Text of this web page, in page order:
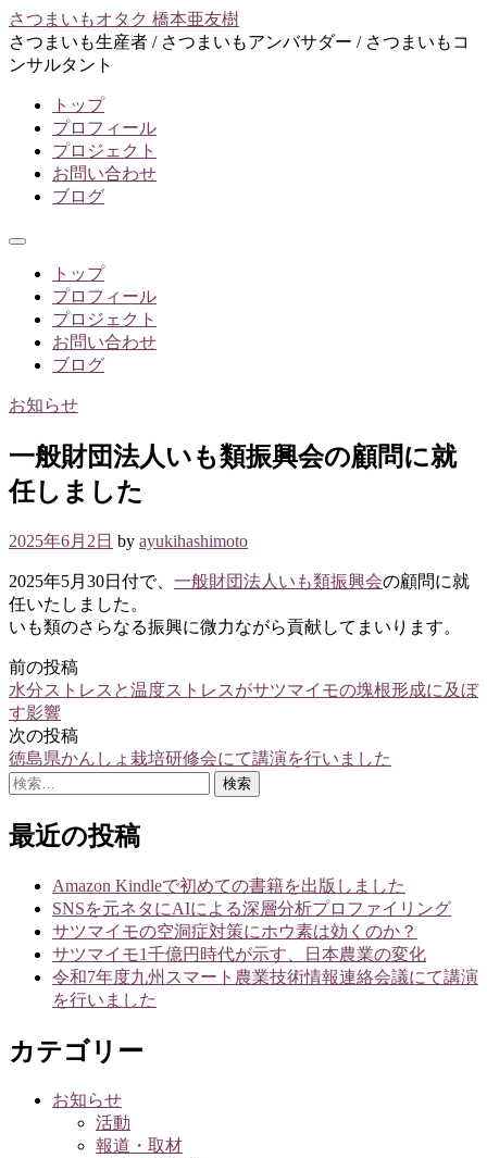
コ
ン
テ
さつまいもオタク 橋本亜友樹
さつまいも生産者 / さつまいもアンバサダー / さつまいもコ
ンサルタント
トップ
プロフィール
プロジェクト
お問い合わせ
ブログ
メ
トップ
プロフィール
プロジェクト
お問い合わせ
ブログ
お知らせ
一般財団法人いも類振興会の顧問に就
任しました
2025年6月2日 by ayukihashimoto
2025年5月30日付で、 一般財団法人いも類振興会の顧問に就
任いたしました。
いも類のさらなる振興に微力ながら貢献してまいります。
投
稿
ナ
ビ
ー
前の投稿
水分ストレスと温度ストレスがサツマイモの塊根形成に及ぼ
す影響
次の投稿
徳島県かんしょ栽培研修会にて講演を行いました
検
最近の投稿
Amazon Kindleで初めての書籍を出版しました
SNSを元ネタにAIによる深層分析プロファイリング
サツマイモの空洞症対策にホウ素は効くのか？
サツマイモ1千億円時代が示す、日本農業の変化
令和7年度九州スマート農業技術情報連絡会議にて講演
を行いました
カテゴリー
お知らせ
活動
報道・取材